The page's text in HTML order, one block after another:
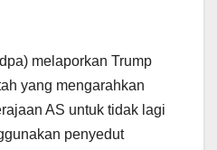
melaporkan Trump
yang mengarahkan
AS untuk tidak lagi
penyedut